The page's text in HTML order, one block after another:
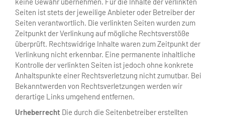
Seiten ist stets der jeweilige Anbieter oder Betreiber der
Seiten verantwortlich. Die verlinkten Seiten wurden zum
Zeitpunkt der Verlinkung auf mögliche Rechtsverstöße
überprüft. Rechtswidrige Inhalte waren zum Zeitpunkt der
Verlinkung nicht erkennbar. Eine permanente inhaltliche
Kontrolle der verlinkten Seiten ist jedoch ohne konkrete
Anhaltspunkte einer Rechtsverletzung nicht zumutbar. Bei
Bekanntwerden von Rechtsverletzungen werden wir
derartige Links umgehend entfernen.
Urheberrecht Die durch die Seitenbetreiber erstellten